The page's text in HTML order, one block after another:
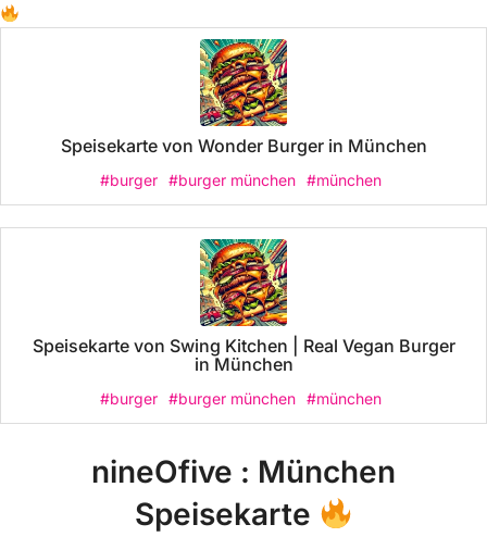
Speisekarte von Wonder Burger in München
#burger #burger münchen #münchen
Speisekarte von Swing Kitchen | Real Vegan Burger
in München
#burger #burger münchen #münchen
nineOfive : München
Speisekarte